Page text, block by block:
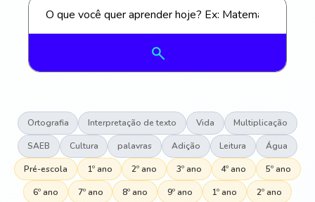
Ortografia Interpretação de texto Vida Multiplicação
SAEB Cultura palavras Adição Leitura Água
Pré-escola 1º ano 2º ano 3º ano 4º ano 5º ano
6º ano 7º ano 8º ano 9º ano 1º ano 2º ano